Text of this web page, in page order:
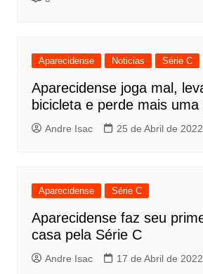
Aparecidense Noticias Série C
Aparecidense joga mal,
bicicleta e perde mais
Andre Isac 25 de Abril de 2022
Aparecidense Série C
Aparecidense faz seu
casa pela Série C
Andre Isac 17 de Abril de 2022